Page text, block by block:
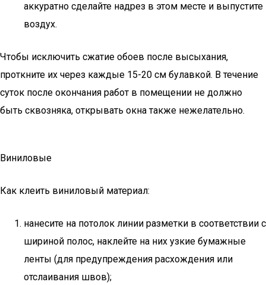
аккуратно сделайте надрез в этом месте и выпустите
воздух.
Чтобы исключить сжатие обоев после высыхания,
проткните их через каждые 15-20 см булавкой. В течение
суток после окончания работ в помещении не должно
быть сквозняка, открывать окна также нежелательно.
Виниловые
Как клеить виниловый материал:
нанесите на потолок линии разметки в соответствии с
шириной полос, наклейте на них узкие бумажные
ленты (для предупреждения расхождения или
отслаивания швов);